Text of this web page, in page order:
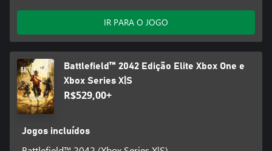
IR PARA O JOGO
Battlefield™ 2042 Edição Elite Xbox One e
Xbox Series X|S
R$529,00+
Jogos incluídos